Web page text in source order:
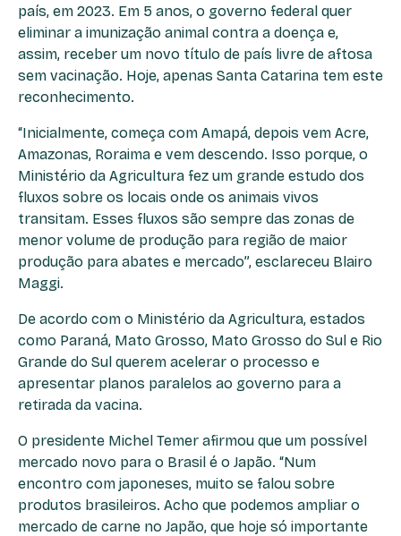
país, em 2023. Em 5 anos, o governo federal quer
eliminar a imunização animal contra a doença e,
assim, receber um novo título de país livre de aftosa
sem vacinação. Hoje, apenas Santa Catarina tem este
reconhecimento.
“Inicialmente, começa com Amapá, depois vem Acre,
Amazonas, Roraima e vem descendo. Isso porque, o
Ministério da Agricultura fez um grande estudo dos
fluxos sobre os locais onde os animais vivos
transitam. Esses fluxos são sempre das zonas de
menor volume de produção para região de maior
produção para abates e mercado”, esclareceu Blairo
Maggi.
De acordo com o Ministério da Agricultura, estados
como Paraná, Mato Grosso, Mato Grosso do Sul e Rio
Grande do Sul querem acelerar o processo e
apresentar planos paralelos ao governo para a
retirada da vacina.
O presidente Michel Temer afirmou que um possível
mercado novo para o Brasil é o Japão. “Num
encontro com japoneses, muito se falou sobre
produtos brasileiros. Acho que podemos ampliar o
mercado de carne no Japão, que hoje só importante